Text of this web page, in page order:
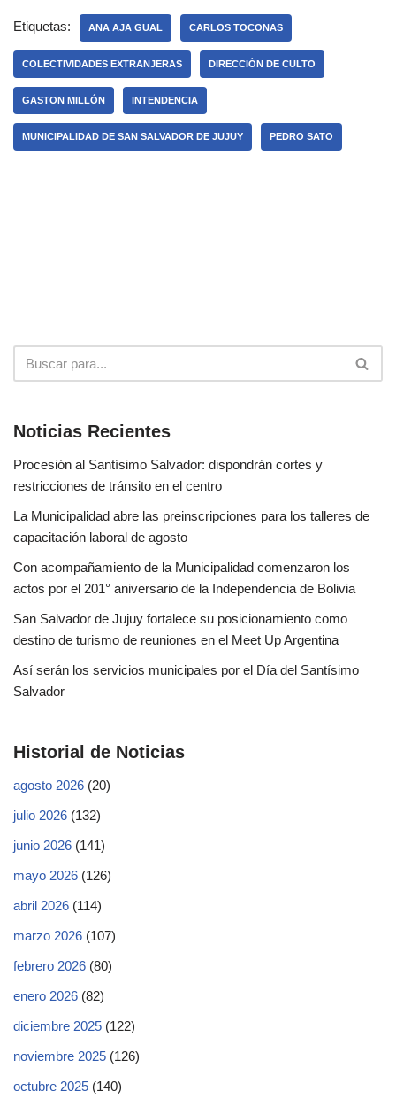
Etiquetas: ANA AJA GUAL CARLOS TOCONAS
COLECTIVIDADES EXTRANJERAS DIRECCIÓN DE CULTO
GASTON MILLÓN INTENDENCIA
MUNICIPALIDAD DE SAN SALVADOR DE JUJUY PEDRO SATO
Noticias Recientes
Procesión al Santísimo Salvador: dispondrán cortes y
restricciones de tránsito en el centro
La Municipalidad abre las preinscripciones para los talleres de
capacitación laboral de agosto
Con acompañamiento de la Municipalidad comenzaron los
actos por el 201° aniversario de la Independencia de Bolivia
San Salvador de Jujuy fortalece su posicionamiento como
destino de turismo de reuniones en el Meet Up Argentina
Así serán los servicios municipales por el Día del Santísimo
Salvador
Historial de Noticias
agosto 2026 (20)
julio 2026 (132)
junio 2026 (141)
mayo 2026 (126)
abril 2026 (114)
marzo 2026 (107)
febrero 2026 (80)
enero 2026 (82)
diciembre 2025 (122)
noviembre 2025 (126)
octubre 2025 (140)